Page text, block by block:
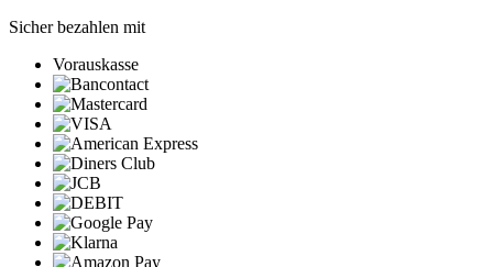
Sicher bezahlen mit
Vorauskasse